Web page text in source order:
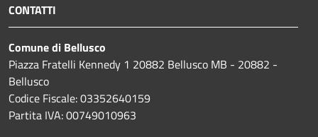
CONTATTI
Comune di Bellusco
Piazza Fratelli Kennedy 1 20882 Bellusco MB - 20882 -
Bellusco
Codice Fiscale: 03352640159
Partita IVA: 00749010963